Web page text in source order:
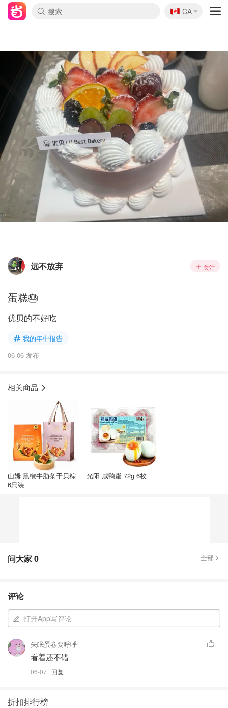
🇨🇦
CA
远不放弃 关注
蛋糕🎂
优贝的不好吃
我的年中报告
06-06 发布
相关商品
山姆 黑椒牛肋条干贝粽
6只装
光阳 咸鸭蛋 72g 6枚
问大家0 全部
评论
打开App写评论
失眠蛋卷要呼呼
看着还不错
06-07 · 回复
折扣排行榜